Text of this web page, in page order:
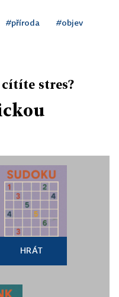
#příroda #objev
cítíte stres?
HRÁT